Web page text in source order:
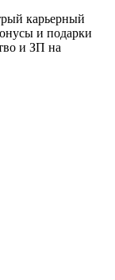
карьерный
и подарки
и ЗП на